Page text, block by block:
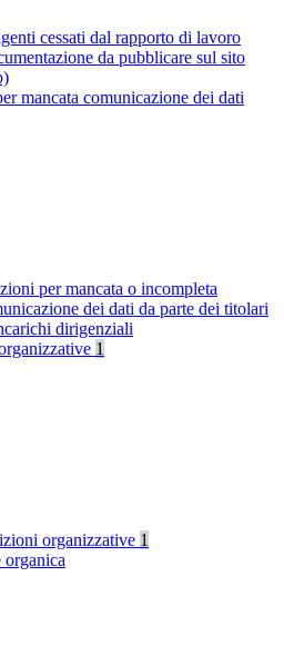
cessati dal rapporto di lavoro
da pubblicare sul sito
mancata comunicazione dei dati
per mancata o incompleta
dei dati da parte dei titolari
dirigenziali
1
organizzative 1